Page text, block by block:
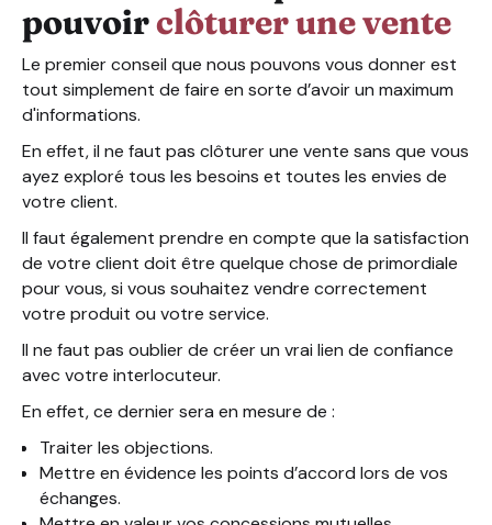
pouvoirclôturer une vente
Le premier conseil que nous pouvons vous donner est
tout simplement de faire en sorte d’avoir un maximum
d'informations.
En effet, il ne faut pas clôturer une vente sans que vous
ayez exploré tous les besoins et toutes les envies de
votre client.
Il faut également prendre en compte que la satisfaction
de votre client doit être quelque chose de primordiale
pour vous, si vous souhaitez vendre correctement
votre produit ou votre service.
Il ne faut pas oublier de créer un vrai lien de confiance
avec votre interlocuteur.
En effet, ce dernier sera en mesure de :
Traiter les objections.
Mettre en évidence les points d’accord lors de vos
échanges.